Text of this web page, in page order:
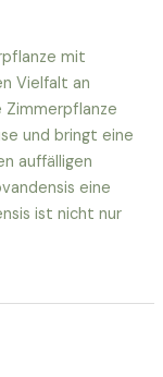
mit
Vielfalt an
und bringt eine
auffälligen
eine
ist nicht nur